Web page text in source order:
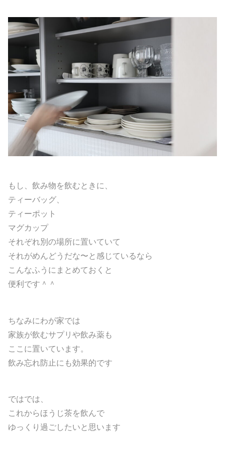
もし、飲み物を飲むときに、
ティーバッグ、
ティーポット
マグカップ
それぞれ別の場所に置いていて
それがめんどうだな〜と感じているなら
こんなふうにまとめておくと
便利です＾＾
ちなみにわが家では
家族が飲むサプリや飲み薬も
ここに置いています。
飲み忘れ防止にも効果的です
ではでは、
これからほうじ茶を飲んで
ゆっくり過ごしたいと思います